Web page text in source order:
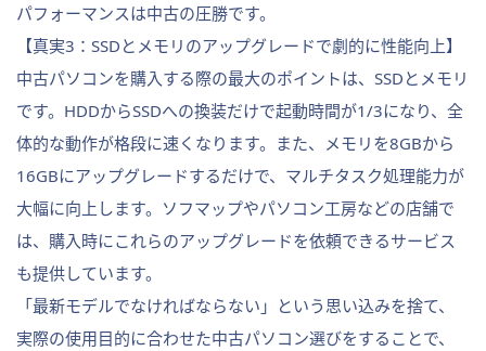
パフォーマンスは中古の圧勝です。
【真実3：SSDとメモリのアップグレードで劇的に性能向上】
中古パソコンを購入する際の最大のポイントは、SSDとメモリ
です。HDDからSSDへの換装だけで起動時間が1/3になり、全
体的な動作が格段に速くなります。また、メモリを8GBから
16GBにアップグレードするだけで、マルチタスク処理能力が
大幅に向上します。ソフマップやパソコン工房などの店舗で
は、購入時にこれらのアップグレードを依頼できるサービス
も提供しています。
「最新モデルでなければならない」という思い込みを捨て、
実際の使用目的に合わせた中古パソコン選びをすることで、